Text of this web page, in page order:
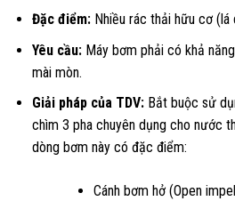
Đặc điểm:Nhiều rác thải hữu cơ (lá
Yêu cầu:Máy bơm phải có khả
mài mòn.
Giải pháp của TDV:Bắt buộc sử
chìm 3 pha chuyên dụng cho nước
dòng bơm này có đặc điểm:
Cánh bơm hở (Open